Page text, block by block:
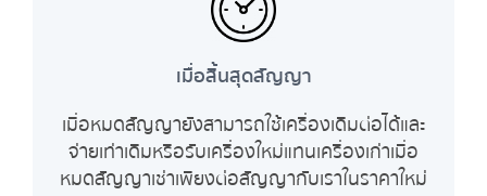
เมื่อสิ้นสุดสัญญา
เมื่อหมดสัญญายังสามารถใช้เครื่องเดิมต่อได้และ
จ่ายเท่าเดิมหรือรับเครื่องใหม่แทนเครื่องเก่าเมื่อ
หมดสัญญาเช่าเพียงต่อสัญญากับเราในราคาใหม่